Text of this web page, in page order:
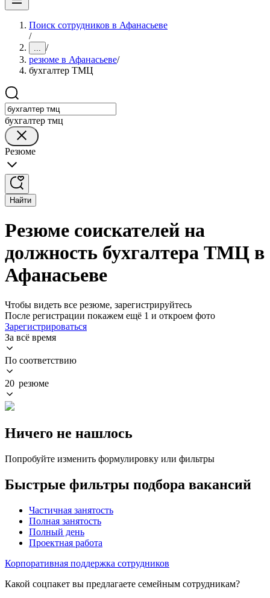
Поиск сотрудников в Афанасьеве
/
... /
резюме в Афанасьеве/
бухгалтер ТМЦ
бухгалтер тмц
Резюме
Найти
Резюме соискателей на
должность бухгалтера ТМЦ в
Афанасьеве
Чтобы видеть все резюме, зарегистрируйтесь
После регистрации покажем ещё 1 и откроем фото
Зарегистрироваться
За всё время
По соответствию
20 резюме
Ничего не нашлось
Попробуйте изменить формулировку или фильтры
Быстрые фильтры подбора вакансий
Частичная занятость
Полная занятость
Полный день
Проектная работа
Корпоративная поддержка сотрудников
Какой соцпакет вы предлагаете семейным сотрудникам?